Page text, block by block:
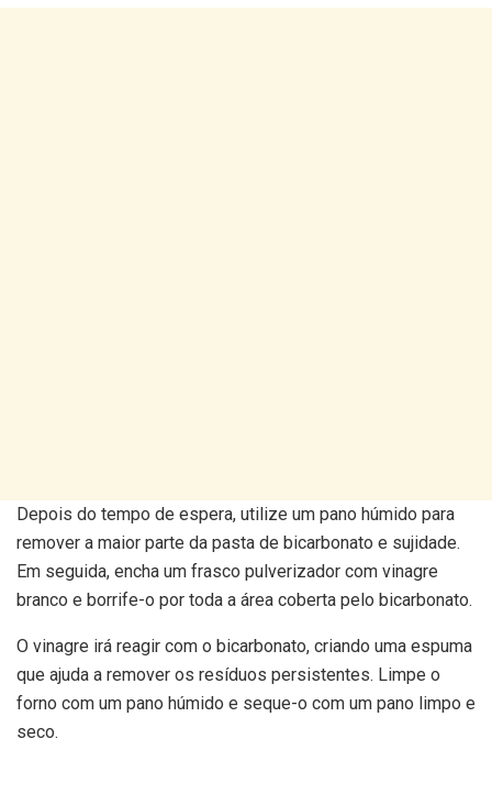
Depois do tempo de espera, utilize um pano húmido para
remover a maior parte da pasta de bicarbonato e sujidade.
Em seguida, encha um frasco pulverizador com vinagre
branco e borrife-o por toda a área coberta pelo bicarbonato.
O vinagre irá reagir com o bicarbonato, criando uma espuma
que ajuda a remover os resíduos persistentes. Limpe o
forno com um pano húmido e seque-o com um pano limpo e
seco.